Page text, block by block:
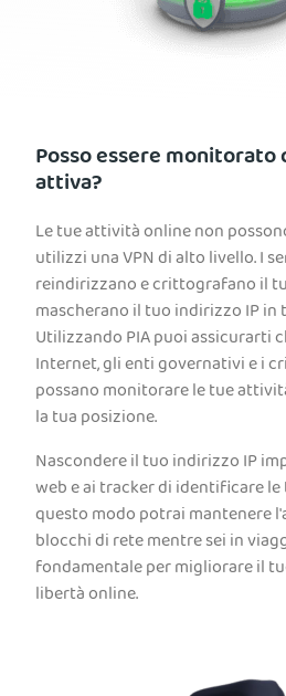
Posso essere monitorato
attiva?
Le tue attività online non
utilizzi una VPN di alto livello. I
reindirizzano e crittografano il
mascherano il tuo indirizzo IP in
Utilizzando PIA puoi assicurarti
Internet, gli enti governativi e i
possano monitorare le tue
la tua posizione.
Nascondere il tuo indirizzo IP
web e ai tracker di identificare
questo modo potrai mantenere
blocchi di rete mentre sei in
fondamentale per migliorare il
libertà online.